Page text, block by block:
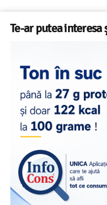
Te-ar putea interesa